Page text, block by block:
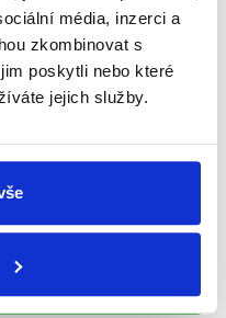
média, inzerci a
zkombinovat s
poskytli nebo které
jejich služby.
události
našich